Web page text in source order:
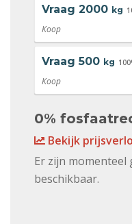
Vraag 2000 kg
Koop
Vraag 500 kg
Koop
0%
Bekijk
Er zijn momenteel
beschikbaar.